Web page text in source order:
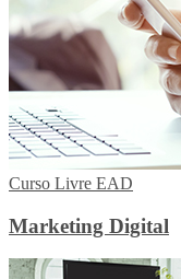
Curso Livre EAD
Marketing Digital